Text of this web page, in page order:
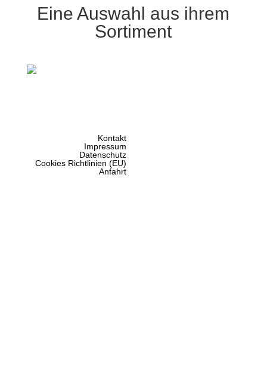
Eine Auswahl aus ihrem
Sortiment
Kontakt
Impressum
Datenschutz
Cookies Richtlinien (EU)
Anfahrt